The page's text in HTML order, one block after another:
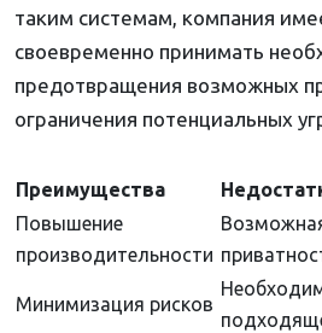
таким системам, компания
своевременно принимать
предотвращения возможных
ограничения потенциальных
Преимущества
Повышение
производительности
Минимизация рисков